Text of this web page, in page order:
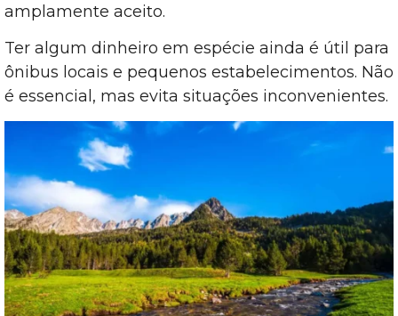
amplamente aceito.
Ter algum dinheiro em espécie ainda é útil para
ônibus locais e pequenos estabelecimentos. Não
é essencial, mas evita situações inconvenientes.